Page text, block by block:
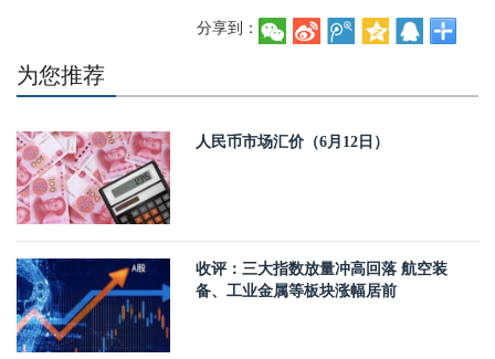
分享到：
为您推荐
人民币市场汇价（6月12日）
收评：三大指数放量冲高回落 航空装
备、工业金属等板块涨幅居前